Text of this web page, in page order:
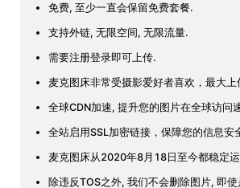
免费, 至少一直会保留免费套餐.
支持外链, 无限空间, 无限流量.
需要注册登录即可上传.
麦克图床非常受摄影爱好者喜欢，最大
全球CDN加速, 提升您的图片在全球访问
全站启用SSL加密链接，保障您的信息安
麦克图床从2020年8月18日至今都稳定
除违反TOS之外, 我们不会删除图片, 即